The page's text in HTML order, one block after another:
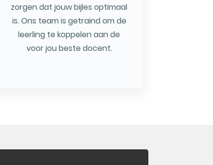
zorgen dat jouw bijles optimaal
is. Ons team is getraind om de
leerling te koppelen aan de
voor jou beste docent.